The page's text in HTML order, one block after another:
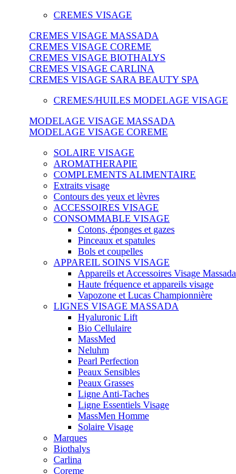
CREMES VISAGE
CREMES VISAGE MASSADA
CREMES VISAGE COREME
CREMES VISAGE BIOTHALYS
CREMES VISAGE CARLINA
CREMES VISAGE SARA BEAUTY SPA
CREMES/HUILES MODELAGE VISAGE
MODELAGE VISAGE MASSADA
MODELAGE VISAGE COREME
SOLAIRE VISAGE
AROMATHERAPIE
COMPLEMENTS ALIMENTAIRE
Extraits visage
Contours des yeux et lèvres
ACCESSOIRES VISAGE
CONSOMMABLE VISAGE
Cotons, éponges et gazes
Pinceaux et spatules
Bols et coupelles
APPAREIL SOINS VISAGE
Appareils et Accessoires Visage Massada
Haute fréquence et appareils visage
Vapozone et Lucas Championnière
LIGNES VISAGE MASSADA
Hyaluronic Lift
Bio Cellulaire
MassMed
Neluhm
Pearl Perfection
Peaux Sensibles
Peaux Grasses
Ligne Anti-Taches
Ligne Essentiels Visage
MassMen Homme
Solaire Visage
Marques
Biothalys
Carlina
Coreme